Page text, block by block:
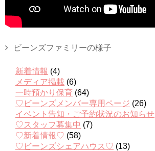
ビーンズファミリーの様子
新着情報 (4)
メディア掲載 (6)
一時預かり保育 (64)
♡ビーンズメンバー専用ページ (26)
イベント告知・ご予約状況のお知らせ
♡スタッフ募集中 (7)
♡新着情報♡ (58)
♡ビーンズシェアハウス♡ (13)